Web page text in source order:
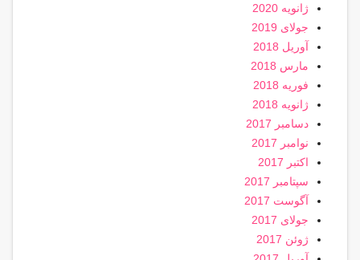
ژانویه 2020
جولای 2019
آوریل 2018
مارس 2018
فوریه 2018
ژانویه 2018
دسامبر 2017
نوامبر 2017
اکتبر 2017
سپتامبر 2017
آگوست 2017
جولای 2017
ژوئن 2017